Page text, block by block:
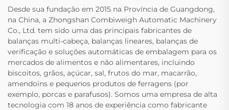
Desde sua fundação em 2015 na Província de Guangdong,
na China, a Zhongshan Combiweigh Automatic Machinery
Co., Ltd. tem sido uma das principais fabricantes de
balanças multi-cabeça, balanças lineares, balanças de
verificação e soluções automáticas de embalagem para os
mercados de alimentos e não alimentares, incluindo
biscoitos, grãos, açúcar, sal, frutos do mar, macarrão,
amendoins e pequenos produtos de ferragens (por
exemplo, porcas e parafusos). Somos uma empresa de alta
tecnologia com 18 anos de experiência como fabricante